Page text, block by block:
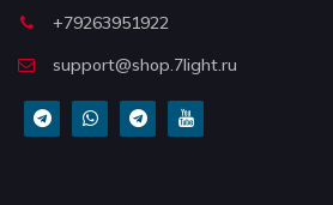
+79263951922
support@shop.7light.ru